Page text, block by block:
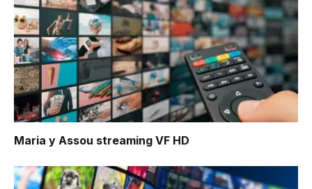
Maria y Assou streaming VF HD